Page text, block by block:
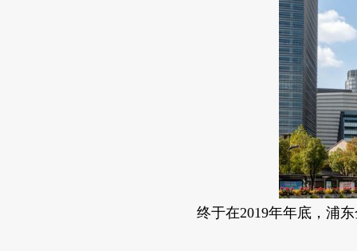
终于在2019年年底，浦东